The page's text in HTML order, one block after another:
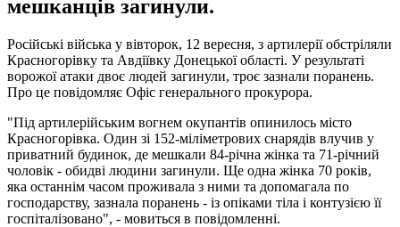
мешканців загинули.
Російські війська у вівторок, 12 вересня, з артилерії обстріляли
Красногорівку та Авдіївку Донецької області. У результаті
ворожої атаки двоє людей загинули, троє зазнали поранень.
Про це повідомляє Офіс генерального прокурора.
"Під артилерійським вогнем окупантів опинилось місто
Красногорівка. Один зі 152-міліметрових снарядів влучив у
приватний будинок, де мешкали 84-річна жінка та 71-річний
чоловік - обидві людини загинули. Ще одна жінка 70 років,
яка останнім часом проживала з ними та допомагала по
господарству, зазнала поранень - із опіками тіла і контузією її
госпіталізовано", - мовиться в повідомленні.